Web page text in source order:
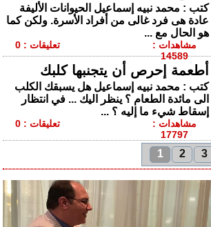
كتب : محمد نبيه إسماعيل الحيوانات الأليفة
عادة هى فرد غالى من أفراد الأسرة. ولكن كما
هو الحال مع ...
تعليقات : 0
مشاهدات :
14589
أطعمة إحرص أن يتجنبها كلبك
كتب : محمد نبيه إسماعيل هل يسبقك الكلب
الى مائدة الطعام ؟ ينظر اليك ... في انتظار
إسقاط شيء ما إليه ؟ ...
تعليقات : 0
مشاهدات :
17797
1 2 3